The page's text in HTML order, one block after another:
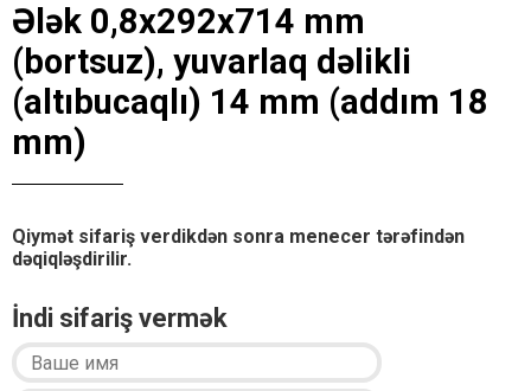
Ələk 0,8x292x714 mm
(bortsuz), yuvarlaq dəlikli
(altıbucaqlı) 14 mm (addım 18
mm)
Qiymət sifariş verdikdən sonra menecer tərəfindən
dəqiqləşdirilir.
İndi sifariş vermək